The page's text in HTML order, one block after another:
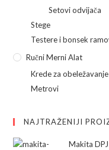
Setovi odvijača
Stege
Testere i bonsek
Ručni Merni Alat
Krede za obeležavanje
Metrovi
NAJTRAŽENIJI
Makita